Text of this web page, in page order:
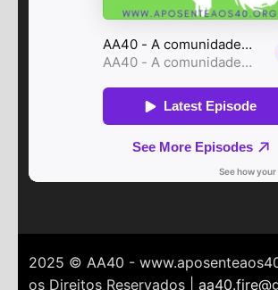
2025 © AA40 -
os Direitos Reservados |